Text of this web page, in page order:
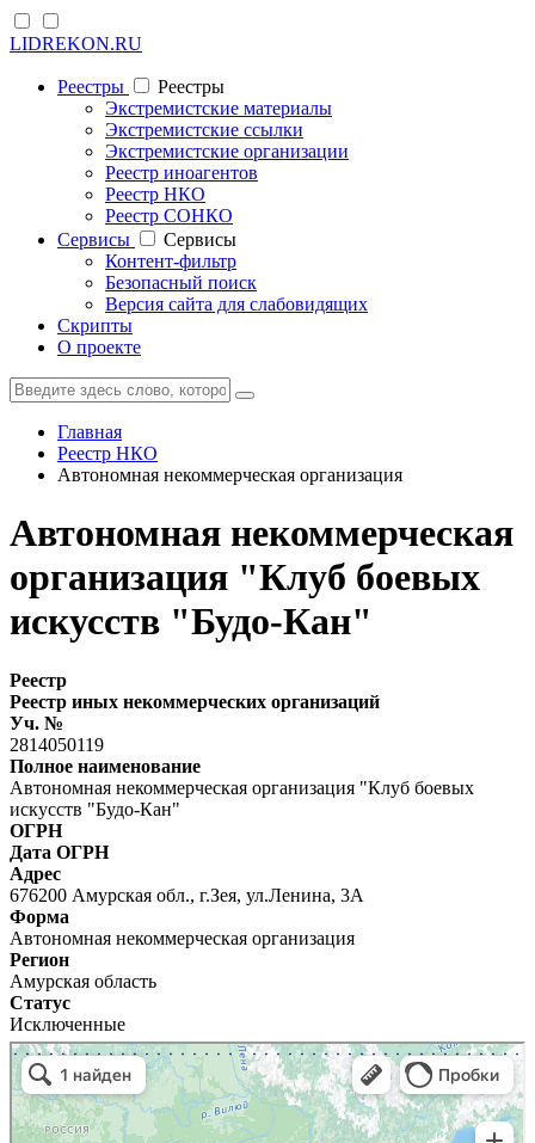
LIDREKON.RU
Реестры
Реестры
Экстремистские материалы
Экстремистские ссылки
Экстремистские организации
Реестр иноагентов
Реестр НКО
Реестр СОНКО
Cервисы
Cервисы
Контент-фильтр
Безопасный поиск
Версия сайта для слабовидящих
Скрипты
О проекте
Главная
Реестр НКО
Автономная некоммерческая организация
Автономная некоммерческая
организация "Клуб боевых
искусств "Будо-Кан"
Реестр
Реестр иных некоммерческих организаций
Уч. №
2814050119
Полное наименование
Автономная некоммерческая организация "Клуб боевых
искусств "Будо-Кан"
ОГРН
Дата ОГРН
Адрес
676200 Амурская обл., г.Зея, ул.Ленина, 3А
Форма
Автономная некоммерческая организация
Регион
Амурская область
Статус
Исключенные